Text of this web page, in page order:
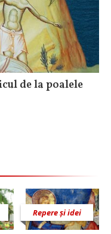
de la poalele
Repere și idei